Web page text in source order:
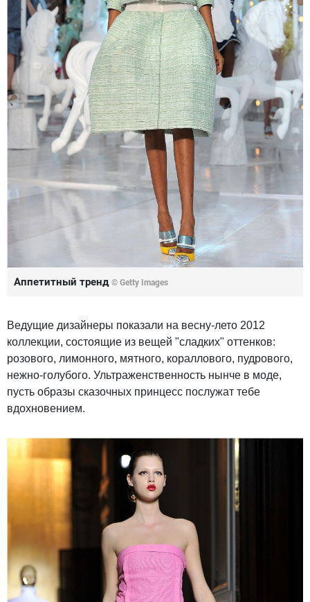
Аппетитный тренд © Getty Images
Ведущие дизайнеры показали на весну-лето 2012
коллекции, состоящие из вещей "сладких" оттенков:
розового, лимонного, мятного, кораллового, пудрового,
нежно-голубого. Ультраженственность нынче в моде,
пусть образы сказочных принцесс послужат тебе
вдохновением.